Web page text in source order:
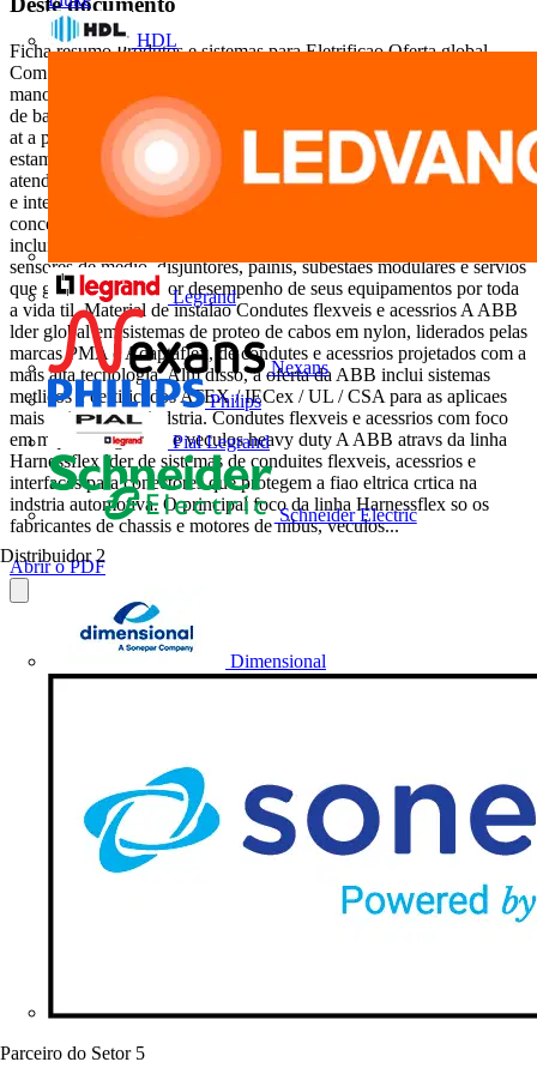
HDL
Legrand
Nexans
Philips
Pial Legrand
Schneider Electric
Distribuidor 2
Dimensional
Parceiro do Setor 5
Ficha resumo Produtos e sistemas para Eletrificao Oferta global
Com solues que superam as expectativas tcnicas em proteo,
manobra, sinalizao, comando, conexo e seccionamento, os produtos
de baixa tenso da ABB garantem desde proteo eltrica de residncias
at a proteo e continuidade do servio de uma grande indstria. Ns
estamos presentes em todos os segmentos de mercado, prontos para
atend-los. Alm disso, a ABB fornece tecnologias seguras, confiveis
e inteligentes em Mdia Tenso para distribuio de energia para
concessionrias, indstrias e prdios comerciais. A extensa oferta global
inclui produtos de automao de distribuio, chaveamento, limitadores,
sensores de medio, disjuntores, painis, subestaes modulares e servios
que garantem o melhor desempenho de seus equipamentos por toda
a vida til. Material de instalao Condutes flexveis e acessrios A ABB
lder global em sistemas de proteo de cabos em nylon, liderados pelas
marcas PMA e Adaptaflex, de condutes e acessrios projetados com a
mais alta tecnologia. Alm disso, a oferta da ABB inclui sistemas
metlicos e certificados ATEX / IECex / UL / CSA para as aplicaes
mais exigentes na indstria. Condutes flexveis e acessrios com foco
em mquinas agrcolas e veculos heavy duty A ABB atravs da linha
Harnessflex lder de sistemas de conduites flexveis, acessrios e
interfaces para conectores que protegem a fiao eltrica crtica na
indstria automotiva. O principal foco da linha Harnessflex so os
fabricantes de chassis e motores de nibus, veculos...
Abrir o PDF